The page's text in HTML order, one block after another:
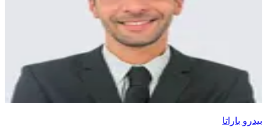
بيدرو باراتا